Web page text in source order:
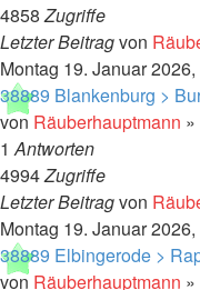
4858Zugriffe
Letzter Beitragvon
Montag 19. Januar
38889 Blankenburg >
von Räuberhauptmann »
1Antworten
4994Zugriffe
Letzter Beitragvon
Montag 19. Januar
38889 Elbingerode >
von Räuberhauptmann »